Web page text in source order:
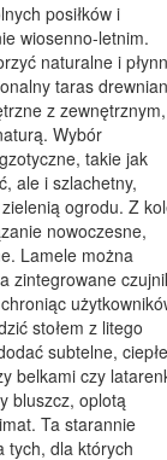
posiłków i
wiosenno-letnim.
naturalne i
taras
z zewnętrznym,
Wybór
takie jak
ale i szlachetny,
ogrodu. Z
nowoczesne,
Lamele można
zintegrowane
stołem z litego
subtelne, ciepłe
belkami czy
bluszcz, oplotą
Ta starannie
tych, dla których